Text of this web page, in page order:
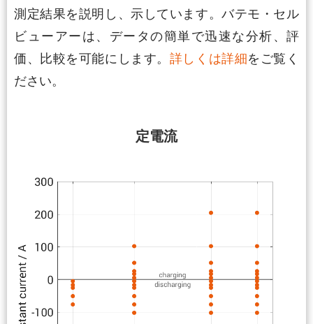
測定結果を説明し、示しています。バテモ・セル
ビューアーは、データの簡単で迅速な分析、評
価、比較を可能にします。 詳しくは詳細をご覧く
ださい。
定電流